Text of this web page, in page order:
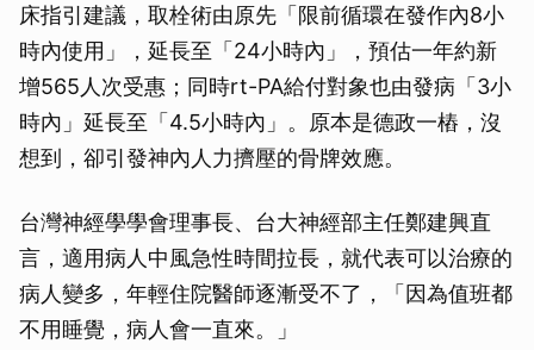
床指引建議，取栓術由原先「限前循環在發作內8小
時內使用」，延長至「24小時內」，預估一年約新
增565人次受惠；同時rt-PA給付對象也由發病「3小
時內」延長至「4.5小時內」。原本是德政一樁，沒
想到，卻引發神內人力擠壓的骨牌效應。
台灣神經學學會理事長、台大神經部主任鄭建興直
言，適用病人中風急性時間拉長，就代表可以治療的
病人變多，年輕住院醫師逐漸受不了，「因為值班都
不用睡覺，病人會一直來。」